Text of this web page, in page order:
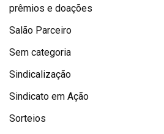
prêmios e doações
Salão Parceiro
Sem categoria
Sindicalização
Sindicato em Ação
Sorteios